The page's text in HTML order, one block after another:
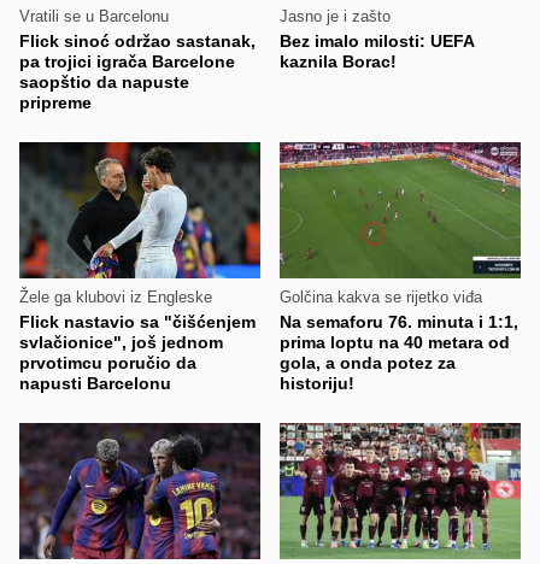
Vratili se u Barcelonu
Flick sinoć održao sastanak,
pa trojici igrača Barcelone
saopštio da napuste
pripreme
Jasno je i zašto
Bez imalo milosti: UEFA
kaznila Borac!
Žele ga klubovi iz Engleske
Flick nastavio sa "čišćenjem
svlačionice", još jednom
prvotimcu poručio da
napusti Barcelonu
Golčina kakva se rijetko viđa
Na semaforu 76. minuta i 1:1,
prima loptu na 40 metara od
gola, a onda potez za
historiju!